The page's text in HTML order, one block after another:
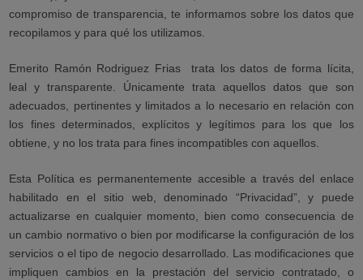
compromiso de transparencia, te informamos sobre los datos que
recopilamos y para qué los utilizamos.
Emerito Ramón Rodriguez Frias
trata los datos de forma lícita,
leal y transparente. Únicamente trata aquellos datos que son
adecuados, pertinentes y limitados a lo necesario en relación con
los fines determinados, explícitos y legítimos para los que los
obtiene, y no los trata para fines incompatibles con aquellos.
Esta Política es permanentemente accesible a través del enlace
habilitado en el sitio web, denominado “Privacidad”, y puede
actualizarse en cualquier momento, bien como consecuencia de
un cambio normativo o bien por modificarse la configuración de los
servicios o el tipo de negocio desarrollado. Las modificaciones que
impliquen cambios en la prestación del servicio contratado, o